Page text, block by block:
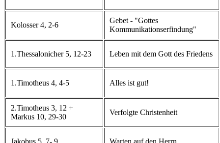
Kolosser 4, 2-6
Gebet - "Gottes
Kommunikationserfindung"
1.Thessalonicher 5, 12-23 Leben mit dem Gott des Friedens
1.Timotheus 4, 4-5 Alles ist gut!
2.Timotheus 3, 12 +
Markus 10, 29-30
Verfolgte Christenheit
Jakobus 5, 7- 9 Warten auf den Herrn